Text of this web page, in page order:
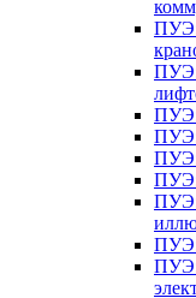
ПУЭ:
ПУЭ:
ПУЭ:
ПУЭ:
ПУЭ:
ПУЭ:
ПУЭ:
ПУЭ:
ПУЭ: